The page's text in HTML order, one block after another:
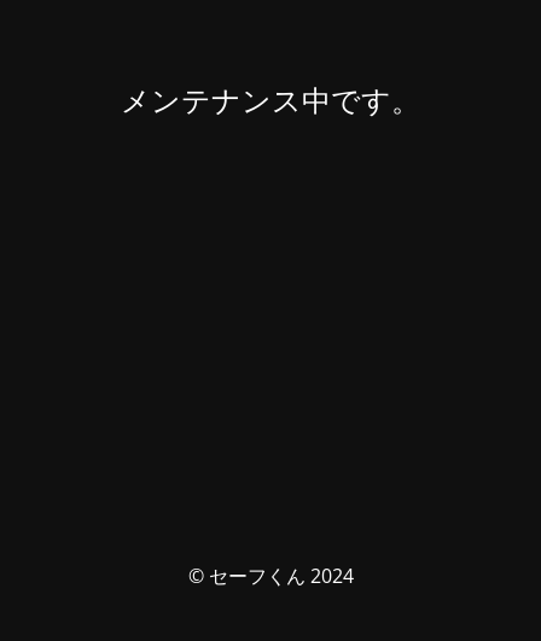
メンテナンス中です。
© セーフくん 2024